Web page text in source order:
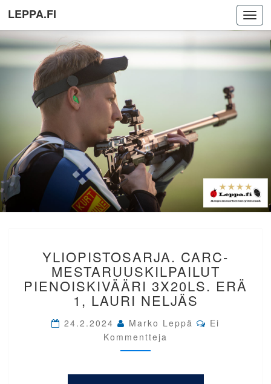
LEPPA.FI
CARC-
MESTARUUSKILPAILUT
PIENOISKIVÄÄRI
3X20LS.
ERÄ
LAURI
NELJÄS
YLIOPISTOSARJA. CARC-
MESTARUUSKILPAILUT
PIENOISKIVÄÄRI 3X20LS. ERÄ
1, LAURI NELJÄS
24.2.2024 Marko Leppä Comments
Ei
Kommentteja